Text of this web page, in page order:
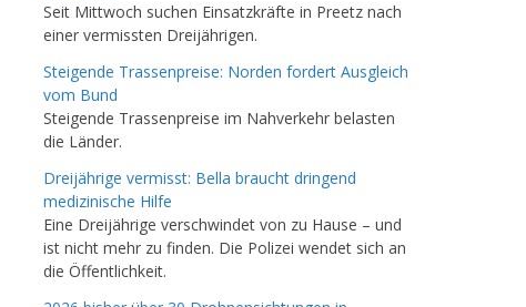
Seit Mittwoch suchen Einsatzkräfte in Preetz nach
einer vermissten Dreijährigen.
Steigende Trassenpreise: Norden fordert Ausgleich
vom Bund
Steigende Trassenpreise im Nahverkehr belasten
die Länder.
Dreijährige vermisst: Bella braucht dringend
medizinische Hilfe
Eine Dreijährige verschwindet von zu Hause – und
ist nicht mehr zu finden. Die Polizei wendet sich an
die Öffentlichkeit.